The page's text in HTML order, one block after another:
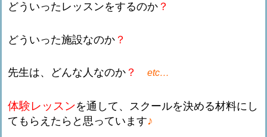
どういったレッスンをするのか ？
どういった施設なのか ？
先生は、どんな人なのか ？ etc…
体験レッスンを通して、スクールを決める材料にし
てもらえたらと思っています♪